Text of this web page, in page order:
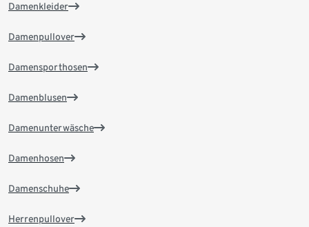
Damenkleider
Damenpullover
Damensporthosen
Damenblusen
Damenunterwäsche
Damenhosen
Damenschuhe
Herrenpullover